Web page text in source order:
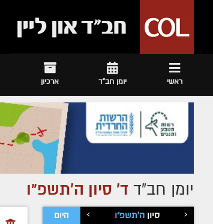
ראשי יומן חב"ד ארכיון
יומן חב״ד ד' סיון ה׳תשפ״ו
‹ סיון ה׳תשפ״ו › היום